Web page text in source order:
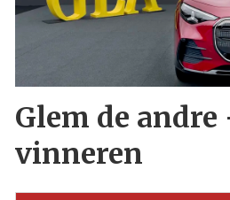
Glem de andre
vinneren